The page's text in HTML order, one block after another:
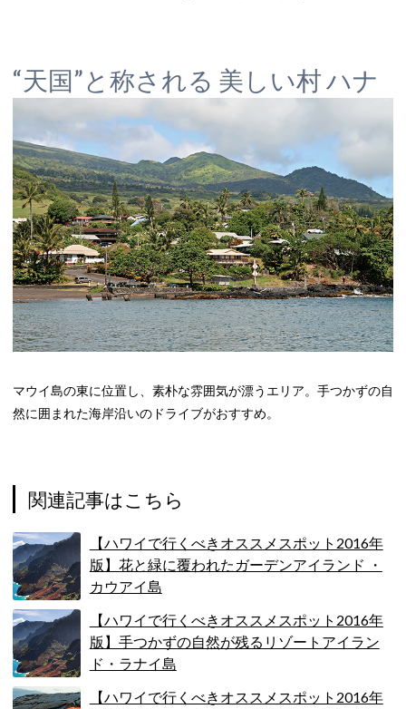
“天国”と称される 美しい村 ハナ
マウイ島の東に位置し、素朴な雰囲気が漂うエリア。手つかずの自
然に囲まれた海岸沿いのドライブがおすすめ。
関連記事はこちら
【ハワイで行くべきオススメスポット2016年
版】花と緑に覆われたガーデンアイランド ・
カウアイ島
【ハワイで行くべきオススメスポット2016年
版】手つかずの自然が残るリゾートアイラン
ド・ラナイ島
【ハワイで行くべきオススメスポット2016年